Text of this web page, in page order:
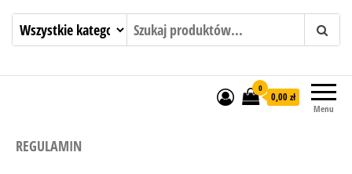
Menu
0
0,00 zł
REGULAMIN